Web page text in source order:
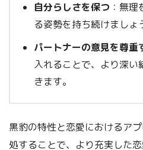
自分らしさを保つ ：無
る姿勢を持ち続けましょ
パートナーの意見を尊重
入れることで、より深
きます。
黒豹の特性と恋愛におけるア
処することで、より充実した